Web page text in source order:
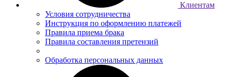
Клиентам
Условия сотрудничества
Инструкция по оформлению платежей
Правила приема брака
Правила составления претензий
Обработка персональных данных